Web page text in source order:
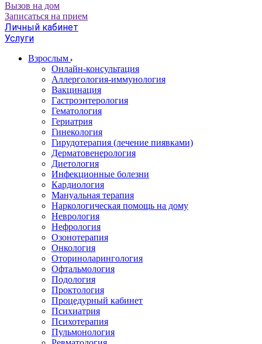
Вызов на дом
Записаться на прием
Личный кабинет
Услуги
Взрослым
Онлайн-консультация
Аллергология-иммунология
Вакцинация
Гастроэнтерология
Гематология
Гериатрия
Гинекология
Гирудотерапия (лечение пиявками)
Дерматовенерология
Диетология
Инфекционные болезни
Кардиология
Мануальная терапия
Наркологическая помощь на дому
Неврология
Нефрология
Озонотерапия
Онкология
Оториноларингология
Офтальмология
Подология
Проктология
Процедурный кабинет
Психиатрия
Психотерапия
Пульмонология